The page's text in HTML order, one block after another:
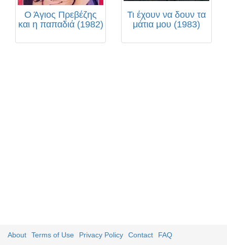
Ο Άγιος Πρεβέζης
και η παπαδιά (1982)
Τι έχουν να δουν τα
μάτια μου (1983)
About Terms of Use Privacy Policy Contact FAQ